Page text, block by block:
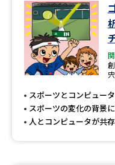
大学・短大以外の資料
専門学校の資料請求
大学入学共通テスト「受験上
配慮案内」の請求
スポーツとコンピュー
スポーツの変化の背景
人とコンピュータが共